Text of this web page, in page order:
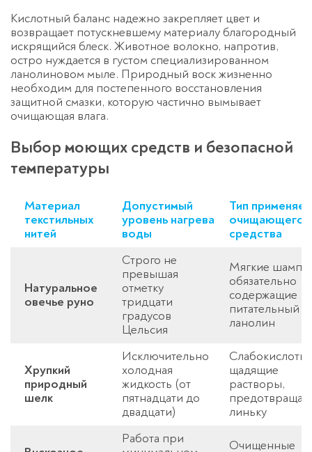
Кислотный баланс надежно закрепляет цвет и
возвращает потускневшему материалу благородный
искрящийся блеск. Животное волокно, напротив,
остро нуждается в густом специализированном
ланолиновом мыле. Природный воск жизненно
необходим для постепенного восстановления
защитной смазки, которую частично вымывает
очищающая влага.
Выбор моющих средств и безопасной
температуры
Материал
текстильных
нитей
Допустимый
уровень нагрева
воды
Тип
очищающего
средства
Натуральное
овечье руно
Строго не
превышая
отметку
тридцати
градусов
Цельсия
Мягкие
обязательно
содержащие
питательный
ланолин
Хрупкий
природный
шелк
Исключительно
холодная
жидкость (от
пятнадцати до
двадцати)
щадящие
растворы,
линьку
Работа при
Очищенные